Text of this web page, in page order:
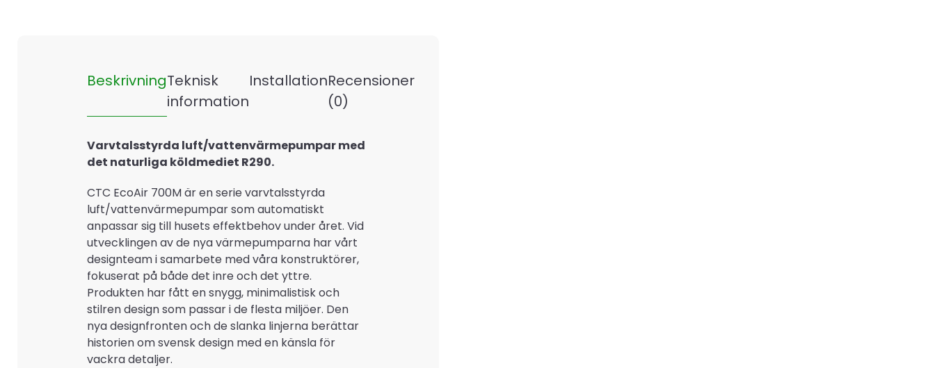
BeskrivningTeknisk
information
InstallationRecensioner
(0)
Varvtalsstyrda luft/vattenvärmepumpar med
det naturliga köldmediet R290.
CTC EcoAir 700M är en serie varvtalsstyrda
luft/vattenvärmepumpar som automatiskt
anpassar sig till husets effektbehov under året. Vid
utvecklingen av de nya värmepumparna har vårt
designteam i samarbete med våra konstruktörer,
fokuserat på både det inre och det yttre.
Produkten har fått en snygg, minimalistisk och
stilren design som passar i de flesta miljöer. Den
nya designfronten och de slanka linjerna berättar
historien om svensk design med en känsla för
vackra detaljer.